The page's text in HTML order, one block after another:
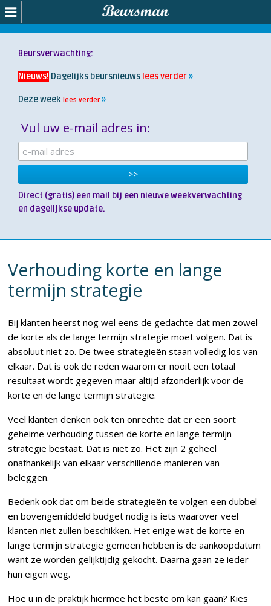
Beursverwachting:
Nieuws! Dagelijks beursnieuws lees verder
Deze week lees verder
Vul uw e-mail adres in:
Direct (gratis) een mail bij een nieuwe weekverwachting
en dagelijkse update.
Verhouding korte en lange
termijn strategie
Bij klanten heerst nog wel eens de gedachte dat men zowel
de korte als de lange termijn strategie moet volgen. Dat is
absoluut niet zo. De twee strategieën staan volledig los van
elkaar. Dat is ook de reden waarom er nooit een totaal
resultaat wordt gegeven maar altijd afzonderlijk voor de
korte en de lange termijn strategie.
Veel klanten denken ook ten onrechte dat er een soort
geheime verhouding tussen de korte en lange termijn
strategie bestaat. Dat is niet zo. Het zijn 2 geheel
onafhankelijk van elkaar verschillende manieren van
beleggen.
Bedenk ook dat om beide strategieën te volgen een dubbel
en bovengemiddeld budget nodig is iets waarover veel
klanten niet zullen beschikken. Het enige wat de korte en
lange termijn strategie gemeen hebben is de aankoopdatum
want ze worden gelijktijdig gekocht. Daarna gaan ze ieder
hun eigen weg.
Hoe u in de praktijk hiermee het beste om kan gaan? Kies